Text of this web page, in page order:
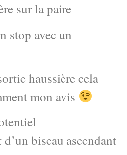
sur la paire
stop avec un
haussière cela
mon avis
biseau ascendant